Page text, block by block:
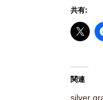
共有:
関連
silver